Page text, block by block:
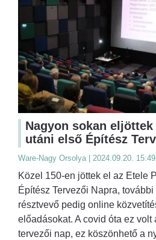
Nagyon sokan
utáni első Építész
Ware-Nagy Orsolya | 2024.09.20. 15:49
Közel 150-en jöttek el az Etele
Építész Tervezői Napra,
résztvevő pedig online
előadásokat. A covid óta ez volt
tervezői nap, ez köszönhető a